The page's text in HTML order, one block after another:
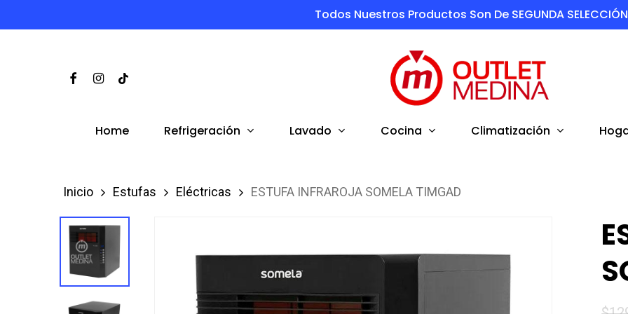
to
Todos Nuestros Productos Son De SEGUNDA SELECCIÓN
FacebookInstagram
Tiktok
Home Refrigeración Lavado Cocina Climatización
Inicio Estufas Eléctricas ESTUFA INFRAROJA SOMELA TIMGAD